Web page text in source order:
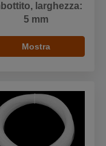
larghezza:
5 mm
Mostra